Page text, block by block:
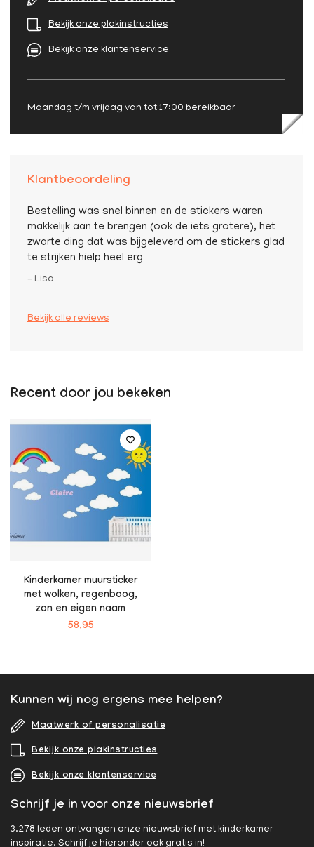
Bekijk onze plakinstructies
Bekijk onze klantenservice
Maandag t/m vrijdag van tot 17:00 bereikbaar
Klantbeoordeling
Bestelling was snel binnen en de stickers waren
makkelijk aan te brengen (ook de iets grotere), het
zwarte ding dat was bijgeleverd om de stickers glad
te strijken hielp heel erg
– Lisa
Bekijk alle reviews
Recent door jou bekeken
Kinderkamer muursticker
met wolken, regenboog,
zon en eigen naam
58,95
Kunnen wij nog ergens mee helpen?
Maatwerk of personalisatie
Bekijk onze plakinstructies
Bekijk onze klantenservice
Schrijf je in voor onze nieuwsbrief
3.278 leden ontvangen onze nieuwsbrief met kinderkamer
inspiratie. Schrijf je hieronder ook gratis in!